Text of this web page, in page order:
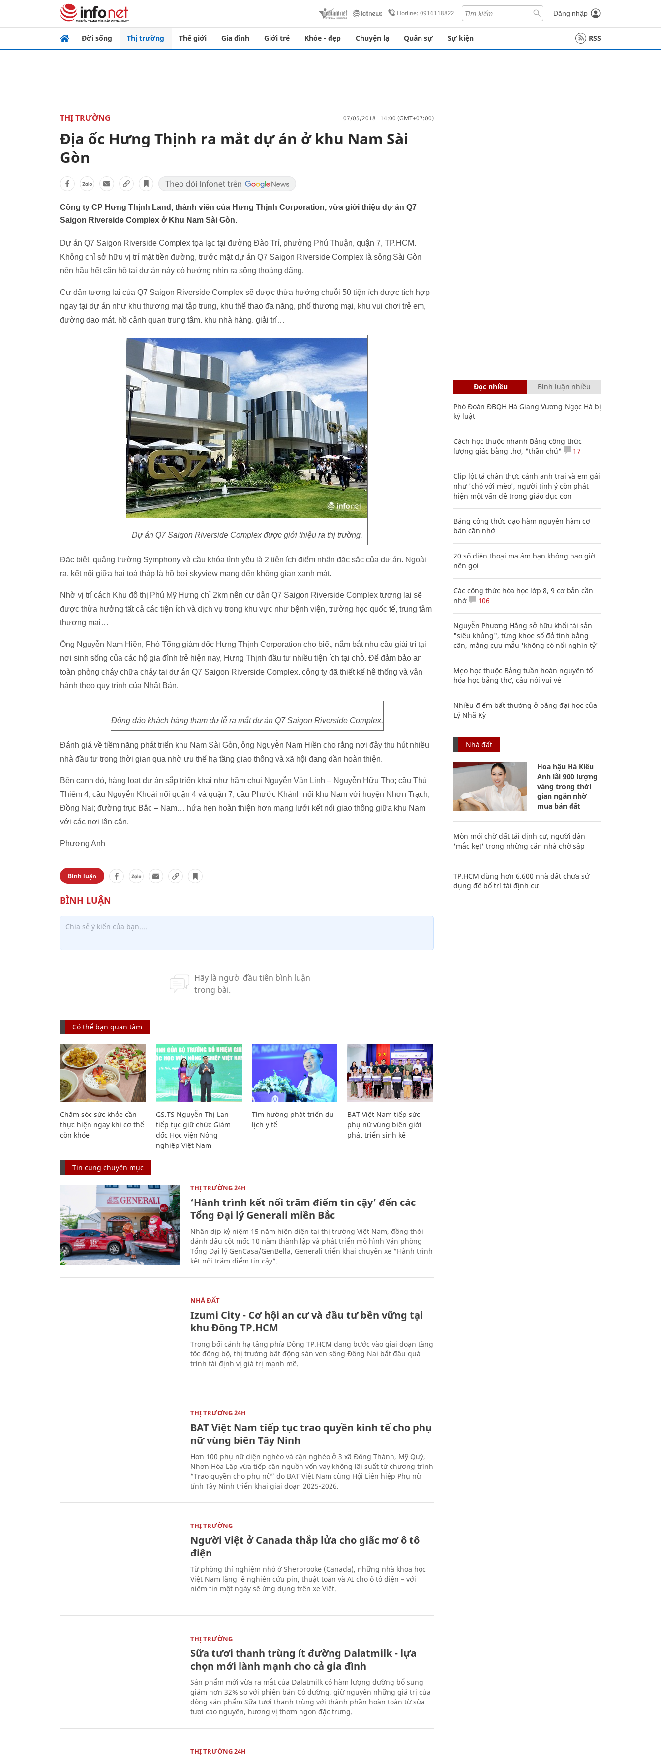
Hotline: 0916118822 Đăng nhập
Đời sống Thị trường Thế giới Gia đình Giới trẻ Khỏe - đẹp Chuyện lạ Quân sự Sự kiện RSS
THỊ TRƯỜNG 07/05/2018 14:00 (GMT+07:00)
Địa ốc Hưng Thịnh ra mắt dự án ở khu Nam Sài
Gòn
Công ty CP Hưng Thịnh Land, thành viên của Hưng Thịnh Corporation, vừa giới thiệu dự án Q7
Saigon Riverside Complex ở Khu Nam Sài Gòn.
Dự án Q7 Saigon Riverside Complex tọa lạc tại đường Đào Trí, phường Phú Thuận, quận 7, TP.HCM.
Không chỉ sở hữu vị trí mặt tiền đường, trước mặt dự án Q7 Saigon Riverside Complex là sông Sài Gòn
nên hầu hết căn hộ tại dự án này có hướng nhìn ra sông thoáng đãng.
Cư dân tương lai của Q7 Saigon Riverside Complex sẽ được thừa hưởng chuỗi 50 tiện ích được tích hợp
ngay tại dự án như khu thương mại tập trung, khu thể thao đa năng, phố thương mại, khu vui chơi trẻ em,
đường dạo mát, hồ cảnh quan trung tâm, khu nhà hàng, giải trí…
Dự án Q7 Saigon Riverside Complex được giới thiệu ra thị trường.
Đặc biệt, quảng trường Symphony và cầu khóa tình yêu là 2 tiện ích điểm nhấn đặc sắc của dự án. Ngoài
ra, kết nối giữa hai toà tháp là hồ bơi skyview mang đến không gian xanh mát.
Nhờ vị trí cách Khu đô thị Phú Mỹ Hưng chỉ 2km nên cư dân Q7 Saigon Riverside Complex tương lai sẽ
được thừa hưởng tất cả các tiện ích và dịch vụ trong khu vực như bệnh viện, trường học quốc tế, trung tâm
thương mại…
Ông Nguyễn Nam Hiền, Phó Tổng giám đốc Hưng Thịnh Corporation cho biết, nắm bắt nhu cầu giải trí tại
nơi sinh sống của các hộ gia đình trẻ hiện nay, Hưng Thịnh đầu tư nhiều tiện ích tại chỗ. Để đảm bảo an
toàn phòng cháy chữa cháy tại dự án Q7 Saigon Riverside Complex, công ty đã thiết kế hệ thống và vận
hành theo quy trình của Nhật Bản.
Đông đảo khách hàng tham dự lễ ra mắt dự án Q7 Saigon Riverside Complex.
Đánh giá về tiềm năng phát triển khu Nam Sài Gòn, ông Nguyễn Nam Hiền cho rằng nơi đây thu hút nhiều
nhà đầu tư trong thời gian qua nhờ ưu thế hạ tầng giao thông và xã hội đang dần hoàn thiện.
Bên cạnh đó, hàng loạt dự án sắp triển khai như hầm chui Nguyễn Văn Linh – Nguyễn Hữu Thọ; cầu Thủ
Thiêm 4; cầu Nguyễn Khoái nối quận 4 và quận 7; cầu Phước Khánh nối khu Nam với huyện Nhơn Trạch,
Đồng Nai; đường trục Bắc – Nam… hứa hẹn hoàn thiện hơn mạng lưới kết nối giao thông giữa khu Nam
với các nơi lân cận.
Phương Anh
Bình luận
Có thể bạn quan tâm
Chăm sóc sức khỏe cần
thực hiện ngay khi cơ thể
còn khỏe
GS.TS Nguyễn Thị Lan
tiếp tục giữ chức Giám
đốc Học viện Nông
nghiệp Việt Nam
Tìm hướng phát triển du
lịch y tế
BAT Việt Nam tiếp sức
phụ nữ vùng biên giới
phát triển sinh kế
Tin cùng chuyên mục
THỊ TRƯỜNG 24H
‘Hành trình kết nối trăm điểm tin cậy’ đến các
Tổng Đại lý Generali miền Bắc
Nhân dịp kỷ niệm 15 năm hiện diện tại thị trường Việt Nam, đồng thời
đánh dấu cột mốc 10 năm thành lập và phát triển mô hình Văn phòng
Tổng Đại lý GenCasa/GenBella, Generali triển khai chuyến xe “Hành trình
kết nối trăm điểm tin cậy”.
NHÀ ĐẤT
Izumi City - Cơ hội an cư và đầu tư bền vững tại
khu Đông TP.HCM
Trong bối cảnh hạ tầng phía Đông TP.HCM đang bước vào giai đoạn tăng
tốc đồng bộ, thị trường bất động sản ven sông Đồng Nai bắt đầu quá
trình tái định vị giá trị mạnh mẽ.
THỊ TRƯỜNG 24H
BAT Việt Nam tiếp tục trao quyền kinh tế cho phụ
nữ vùng biên Tây Ninh
Hơn 100 phụ nữ diện nghèo và cận nghèo ở 3 xã Đông Thành, Mỹ Quý,
Nhơn Hòa Lập vừa tiếp cận nguồn vốn vay không lãi suất từ chương trình
“Trao quyền cho phụ nữ” do BAT Việt Nam cùng Hội Liên hiệp Phụ nữ
tỉnh Tây Ninh triển khai giai đoạn 2025-2026.
THỊ TRƯỜNG
Người Việt ở Canada thắp lửa cho giấc mơ ô tô
điện
Từ phòng thí nghiệm nhỏ ở Sherbrooke (Canada), những nhà khoa học
Việt Nam lặng lẽ nghiên cứu pin, thuật toán và AI cho ô tô điện – với
niềm tin một ngày sẽ ứng dụng trên xe Việt.
THỊ TRƯỜNG
Sữa tươi thanh trùng ít đường Dalatmilk - lựa
chọn mới lành mạnh cho cả gia đình
Sản phẩm mới vừa ra mắt của Dalatmilk có hàm lượng đường bổ sung
giảm hơn 32% so với phiên bản Có đường, giữ nguyên những giá trị của
dòng sản phẩm Sữa tươi thanh trùng với thành phần hoàn toàn từ sữa
tươi cao nguyên, hương vị thơm ngon đặc trưng.
THỊ TRƯỜNG 24H
Đọc nhiều Bình luận nhiều
Phó Đoàn ĐBQH Hà Giang Vương Ngọc Hà bị
kỷ luật
Cách học thuộc nhanh Bảng công thức
lượng giác bằng thơ, "thần chú"
17
Clip lột tả chân thực cảnh anh trai và em gái
như 'chó với mèo', người tinh ý còn phát
hiện một vấn đề trong giáo dục con
Bảng công thức đạo hàm nguyên hàm cơ
bản cần nhớ
20 số điện thoại ma ám bạn không bao giờ
nên gọi
Các công thức hóa học lớp 8, 9 cơ bản cần
nhớ
106
Nguyễn Phương Hằng sở hữu khối tài sản
"siêu khủng", từng khoe sổ đỏ tính bằng
cân, mắng cựu mẫu 'không có nổi nghìn tỷ'
Mẹo học thuộc Bảng tuần hoàn nguyên tố
hóa học bằng thơ, câu nói vui vẻ
Nhiều điểm bất thường ở bằng đại học của
Lý Nhã Kỳ
Nhà đất
Hoa hậu Hà Kiều
Anh lãi 900 lượng
vàng trong thời
gian ngắn nhờ
mua bán đất
Mòn mỏi chờ đất tái định cư, người dân
'mắc kẹt' trong những căn nhà chờ sập
TP.HCM dùng hơn 6.600 nhà đất chưa sử
dụng để bố trí tái định cư